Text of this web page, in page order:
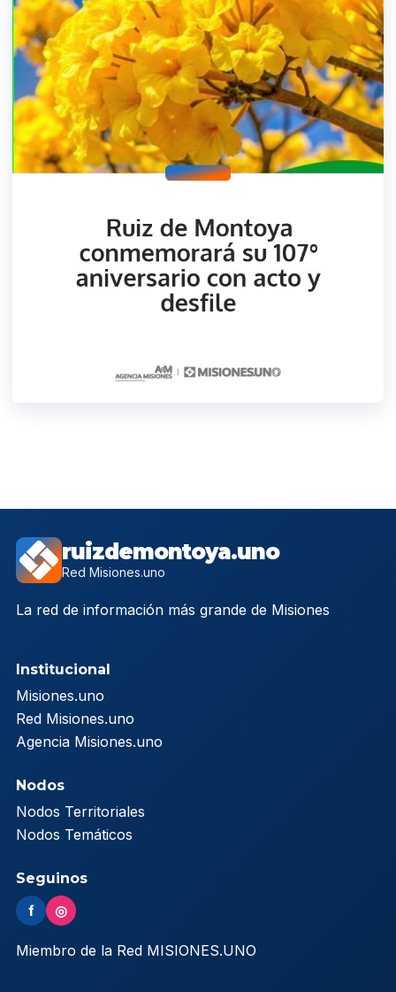
ruizdemontoya.uno
Red Misiones.uno
La red de información más grande de Misiones
Institucional
Misiones.uno
Red Misiones.uno
Agencia Misiones.uno
Nodos
Nodos Territoriales
Nodos Temáticos
Seguinos
f ◎
Miembro de la Red MISIONES.UNO